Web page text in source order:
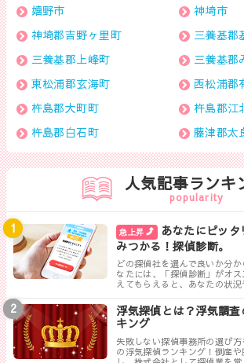
嬉野市
神埼市
神埼郡吉野ヶ里町
三養基郡
三養基郡上峰町
三養基郡
東松浦郡玄海町
西松浦郡
杵島郡大町町
杵島郡江
杵島郡白石町
藤津郡太
人気記事ランキ
popularity
急上昇
あなたにピッ
みつかる！探偵診断。
どの探偵社を選んで良いか分
なたには、「探偵診断」がオ
えてもらえると、あなたの状
つけることができます。
浮気探偵とは？浮気調査
キング
失敗しない探偵事務所の選び方
の浮気探偵ランキング！倒産